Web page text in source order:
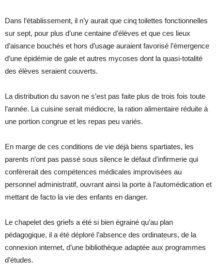
Dans l’établissement, il n’y aurait que cinq toilettes fonctionnelles
sur sept, pour plus d’une centaine d’élèves et que ces lieux
d’aisance bouchés et hors d’usage auraient favorisé l’émergence
d’une épidémie de gale et autres mycoses dont la quasi-totalité
des élèves seraient couverts.
La distribution du savon ne s’est pas faite plus de trois fois toute
l’année. La cuisine serait médiocre, la ration alimentaire réduite à
une portion congrue et les repas peu variés.
En marge de ces conditions de vie déjà biens spartiates, les
parents n’ont pas passé sous silence le défaut d’infirmerie qui
confèrerait des compétences médicales improvisées au
personnel administratif, ouvrant ainsi la porte à l’automédication et
mettant de facto la vie des enfants en danger.
Le chapelet des griefs a été si bien égrainé qu’au plan
pédagogique, il a été déploré l’absence des ordinateurs, de la
connexion internet, d’une bibliothèque adaptée aux programmes
d’études.